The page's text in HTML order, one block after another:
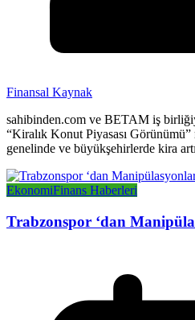
Finansal Kaynak
sahibinden.com ve BETAM iş
“Kiralık Konut Piyasası
genelinde ve büyükşehirlerde kira
EkonomiFinans Haberleri
Trabzonspor ‘dan